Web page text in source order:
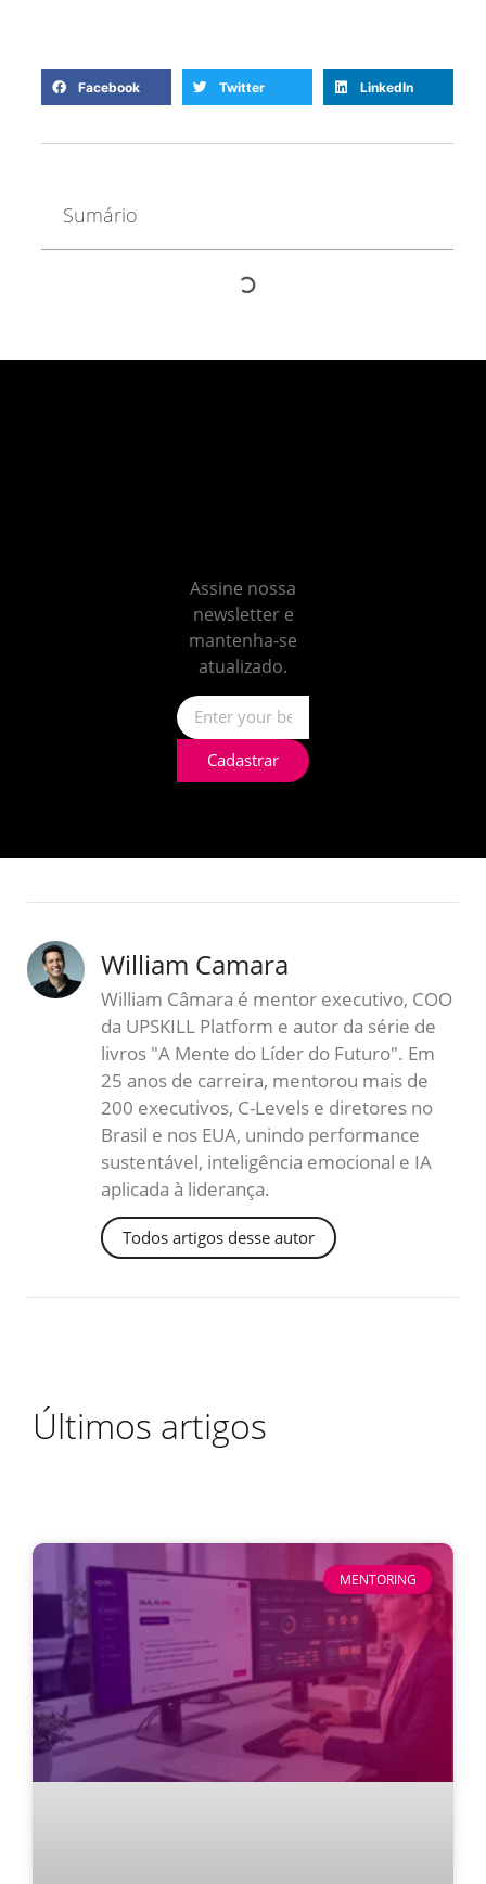
Facebook Twitter LinkedIn
Sumário
Assine nossa
newsletter e
mantenha-se
atualizado.
Cadastrar
William Camara
William Câmara é mentor executivo, COO
da UPSKILL Platform e autor da série de
livros "A Mente do Líder do Futuro". Em
25 anos de carreira, mentorou mais de
200 executivos, C-Levels e diretores no
Brasil e nos EUA, unindo performance
sustentável, inteligência emocional e IA
aplicada à liderança.
Todos artigos desse autor
Últimos artigos
MENTORING